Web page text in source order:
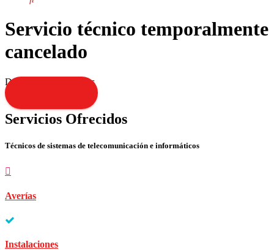
Servicio técnico temporalmente
cancelado
Disculpen las molestias
Servicios Ofrecidos
Técnicos de sistemas de telecomunicación e informáticos
Averías
Instalaciones